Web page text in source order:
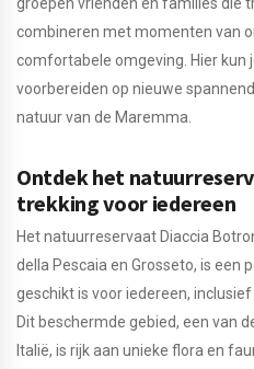
combineren met momenten van
comfortabele omgeving. Hier kun
voorbereiden op nieuwe
natuur van de Maremma.
Ontdek het
trekking voor iedereen
Het natuurreservaat Diaccia
della Pescaia en Grosseto, is een
geschikt is voor iedereen,
Dit beschermde gebied, een van
Italië, is rijk aan unieke flora en